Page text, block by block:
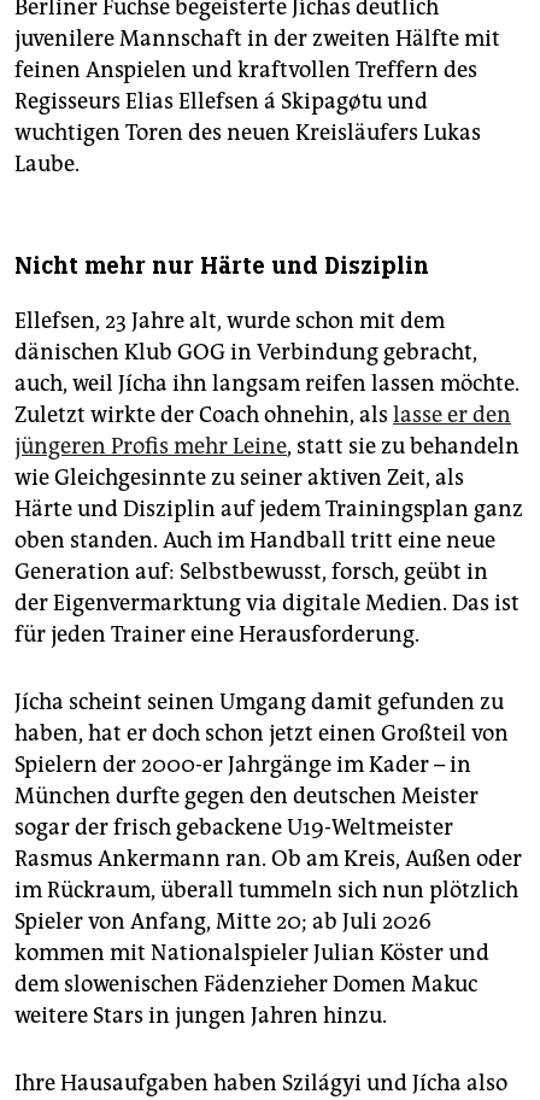
Berliner Füchse begeisterte Jíchas deutlich
juvenilere Mannschaft in der zweiten Hälfte mit
feinen Anspielen und kraftvollen Treffern des
Regisseurs Elias Ellefsen á Skipagøtu und
wuchtigen Toren des neuen Kreisläufers Lukas
Laube.
Nicht mehr nur Härte und Disziplin
Ellefsen, 23 Jahre alt, wurde schon mit dem
dänischen Klub GOG in Verbindung gebracht,
auch, weil Jícha ihn langsam reifen lassen möchte.
Zuletzt wirkte der Coach ohnehin, als lasse er den
jüngeren Profis mehr Leine, statt sie zu behandeln
wie Gleichgesinnte zu seiner aktiven Zeit, als
Härte und Disziplin auf jedem Trainingsplan ganz
oben standen. Auch im Handball tritt eine neue
Generation auf: Selbstbewusst, forsch, geübt in
der Eigenvermarktung via digitale Medien. Das ist
für jeden Trainer eine Herausforderung.
Jícha scheint seinen Umgang damit gefunden zu
haben, hat er doch schon jetzt einen Großteil von
Spielern der 2000-er Jahrgänge im Kader – in
München durfte gegen den deutschen Meister
sogar der frisch gebackene U19-Weltmeister
Rasmus Ankermann ran. Ob am Kreis, Außen oder
im Rückraum, überall tummeln sich nun plötzlich
Spieler von Anfang, Mitte 20; ab Juli 2026
kommen mit Nationalspieler Julian Köster und
dem slowenischen Fädenzieher Domen Makuc
weitere Stars in jungen Jahren hinzu.
Ihre Hausaufgaben haben Szilágyi und Jícha also